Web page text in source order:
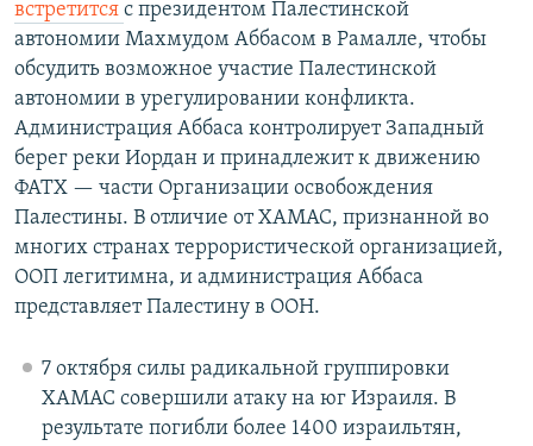
встретится с президентом Палестинской
автономии Махмудом Аббасом в Рамалле, чтобы
обсудить возможное участие Палестинской
автономии в урегулировании конфликта.
Администрация Аббаса контролирует Западный
берег реки Иордан и принадлежит к движению
ФАТХ — части Организации освобождения
Палестины. В отличие от ХАМАС, признанной во
многих странах террористической организацией,
ООП легитимна, и администрация Аббаса
представляет Палестину в ООН.
7 октября силы радикальной группировки
ХАМАС совершили атаку на юг Израиля. В
результате погибли более 1400 израильтян,